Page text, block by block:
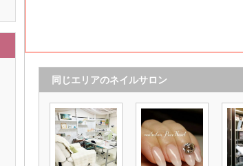
同じエリアのネイルサロン